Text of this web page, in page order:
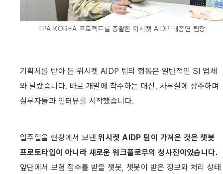
TPA KOREA 프로젝트를 총괄한 위시켓 AIDP 배종연 팀장
기획서를 받아 든 위시켓 AIDP 팀의 행동은 일반적인 SI 업체
와 달랐습니다. 바로 개발에 착수하는 대신, 사무실에 상주하며
실무자들과 인터뷰를 시작했습니다.
일주일을 현장에서 보낸 위시켓 AIDP 팀이 가져온 것은 챗봇
프로토타입이 아니라 새로운 워크플로우의 청사진이었습니다.
앞단에서 보험 접수를 받을 챗봇, 챗봇이 받은 정보와 처리 상태